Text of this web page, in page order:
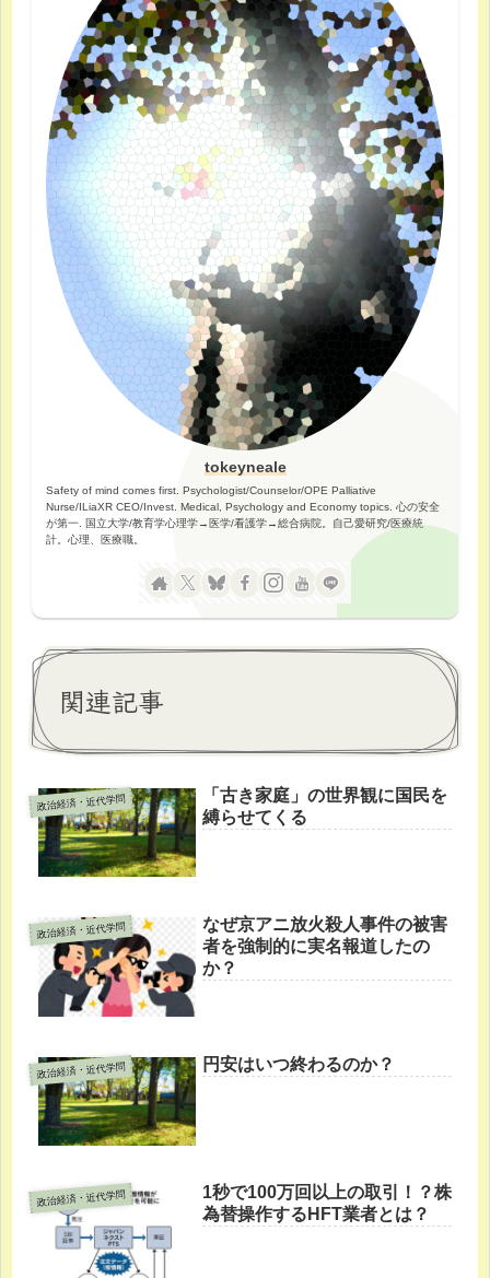
tokeyneale
Safety of mind comes first. Psychologist/Counselor/OPE Palliative
Nurse/ILiaXR CEO/Invest. Medical, Psychology and Economy topics. 心の安全
が第一. 国立大学/教育学心理学→医学/看護学→総合病院。自己愛研究/医療統
計。心理、医療職。
関連記事
政治経済・近代学問
「古き家庭」の世界観に国民を
縛らせてくる
政治経済・近代学問
なぜ京アニ放火殺人事件の被害
者を強制的に実名報道したの
か？
政治経済・近代学問 円安はいつ終わるのか？
政治経済・近代学問
1秒で100万回以上の取引！？株
為替操作するHFT業者とは？